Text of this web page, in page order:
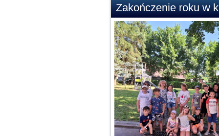
Zakończenie roku w